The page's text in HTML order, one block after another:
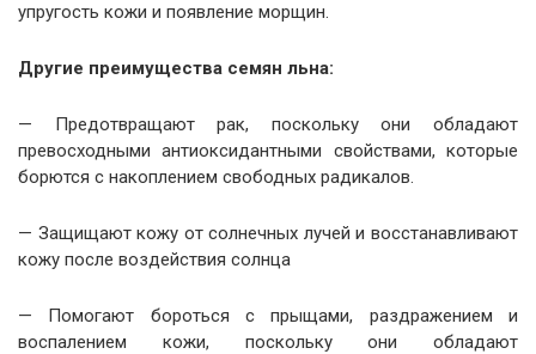
упругость кожи и появление морщин.
Другие преимущества семян льна:
— Предотвращают рак, поскольку они обладают
превосходными антиоксидантными свойствами, которые
борются с накоплением свободных радикалов.
— Защищают кожу от солнечных лучей и восстанавливают
кожу после воздействия солнца
— Помогают бороться с прыщами, раздражением и
воспалением кожи, поскольку они обладают